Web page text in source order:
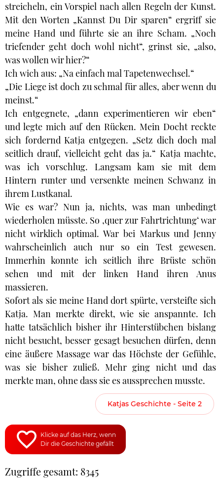
streicheln, ein Vorspiel nach allen Regeln der Kunst.
Mit den Worten „Kannst Du Dir sparen“ ergriff sie
meine Hand und führte sie an ihre Scham. „Noch
triefender geht doch wohl nicht“, grinst sie, „also,
was wollen wir hier?“
Ich wich aus: „Na einfach mal Tapetenwechsel.“
„Die Liege ist doch zu schmal für alles, aber wenn du
meinst.“
Ich entgegnete, „dann experimentieren wir eben“
und legte mich auf den Rücken. Mein Docht reckte
sich fordernd Katja entgegen. „Setz dich doch mal
seitlich drauf, vielleicht geht das ja.“ Katja machte,
was ich vorschlug. Langsam kam sie mit dem
Hintern runter und versenkte meinen Schwanz in
ihrem Lustkanal.
Wie es war? Nun ja, nichts, was man unbedingt
wiederholen müsste. So ‚quer zur Fahrtrichtung‘ war
nicht wirklich optimal. War bei Markus und Jenny
wahrscheinlich auch nur so ein Test gewesen.
Immerhin konnte ich seitlich ihre Brüste schön
sehen und mit der linken Hand ihren Anus
massieren.
Sofort als sie meine Hand dort spürte, versteifte sich
Katja. Man merkte direkt, wie sie anspannte. Ich
hatte tatsächlich bisher ihr Hinterstübchen bislang
nicht besucht, besser gesagt besuchen dürfen, denn
eine äußere Massage war das Höchste der Gefühle,
was sie bisher zuließ. Mehr ging nicht und das
merkte man, ohne dass sie es aussprechen musste.
Katjas Geschichte - Seite 2
Klicke auf das Herz, wenn
Dir die Geschichte gefällt
Zugriffe gesamt: 8345